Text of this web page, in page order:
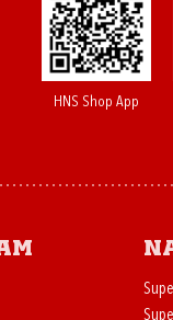
HNS Shop App